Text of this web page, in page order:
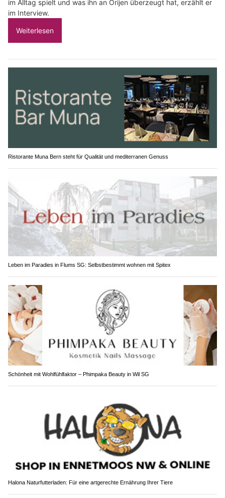
im Alltag spielt und was ihn an Orijen überzeugt hat, erzählt er
im Interview.
Weiterlesen
Ristorante Muna Bern steht für Qualität und mediterranen Genuss
Leben im Paradies in Flums SG: Selbstbestimmt wohnen mit Spitex
Schönheit mit Wohlfühlfaktor – Phimpaka Beauty in Wil SG
Halona Naturfutterladen: Für eine artgerechte Ernährung Ihrer Tiere